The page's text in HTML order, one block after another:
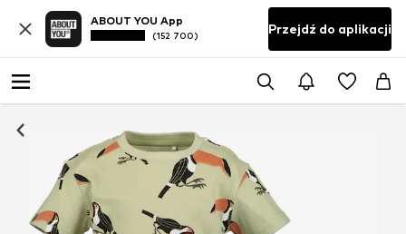
ABOUT YOU App
(152 700) Przejdź do aplikacji